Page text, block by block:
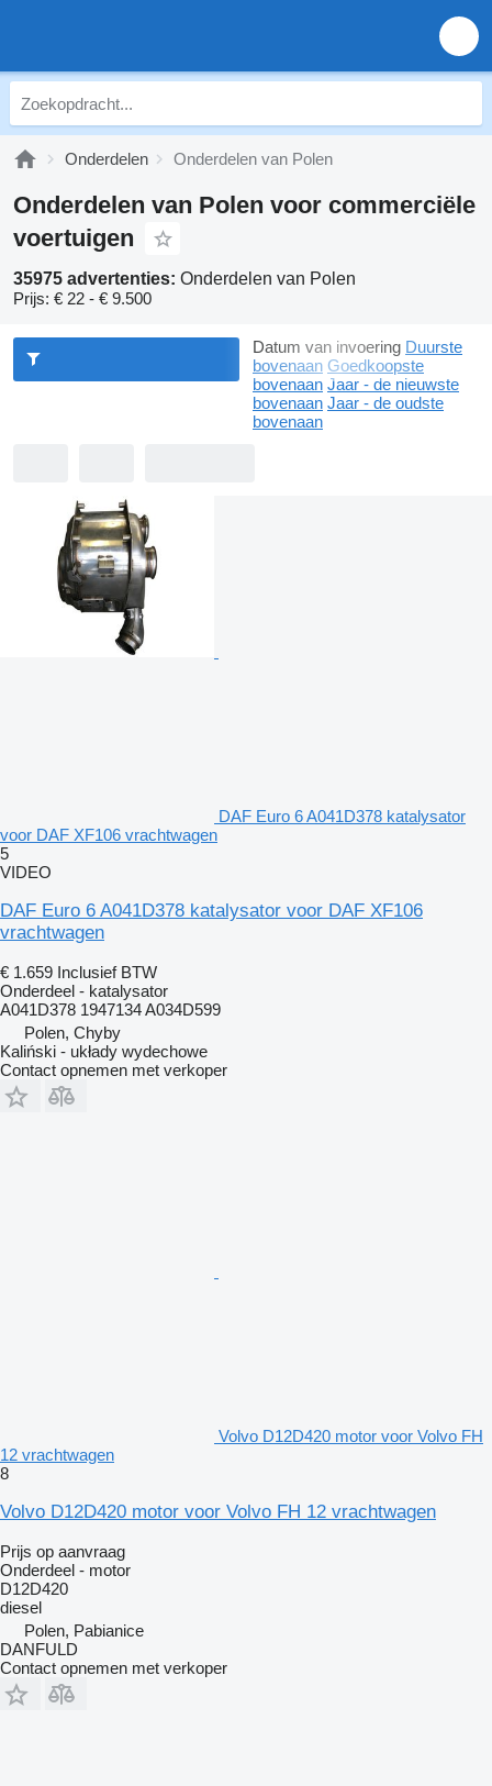
Onderdelen Onderdelen van Polen
Onderdelen van Polen voor commerciële
voertuigen
35975 advertenties: Onderdelen van Polen
Prijs: € 22 - € 9.500
Datum van invoering Duurste
bovenaan Goedkoopste
bovenaan Jaar - de nieuwste
bovenaan Jaar - de oudste
bovenaan
DAF Euro 6 A041D378 katalysator
voor DAF XF106 vrachtwagen
5
VIDEO
DAF Euro 6 A041D378 katalysator voor DAF XF106
vrachtwagen
€ 1.659 Inclusief BTW
Onderdeel - katalysator
A041D378 1947134 A034D599
Polen, Chyby
Kaliński - układy wydechowe
Contact opnemen met verkoper
Volvo D12D420 motor voor Volvo FH
12 vrachtwagen
8
Volvo D12D420 motor voor Volvo FH 12 vrachtwagen
Prijs op aanvraag
Onderdeel - motor
D12D420
diesel
Polen, Pabianice
DANFULD
Contact opnemen met verkoper